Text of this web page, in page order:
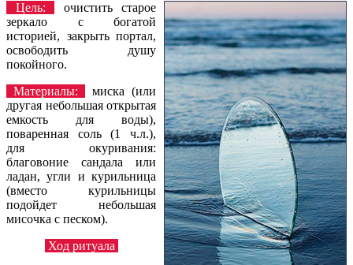
Цель:
очистить старое
зеркало с богатой
историей, закрыть портал,
освободить душу
покойного.
Материалы:
миска (или
другая небольшая открытая
емкость для воды),
поваренная соль (1 ч.л.),
для окуривания:
благовоние сандала или
ладан, угли и курильница
(вместо курильницы
подойдет небольшая
мисочка с песком).
Ход ритуала